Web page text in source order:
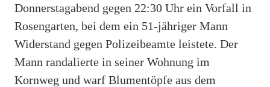
Donnerstagabend gegen 22:30 Uhr ein Vorfall in
Rosengarten, bei dem ein 51-jähriger Mann
Widerstand gegen Polizeibeamte leistete. Der
Mann randalierte in seiner Wohnung im
Kornweg und warf Blumentöpfe aus dem